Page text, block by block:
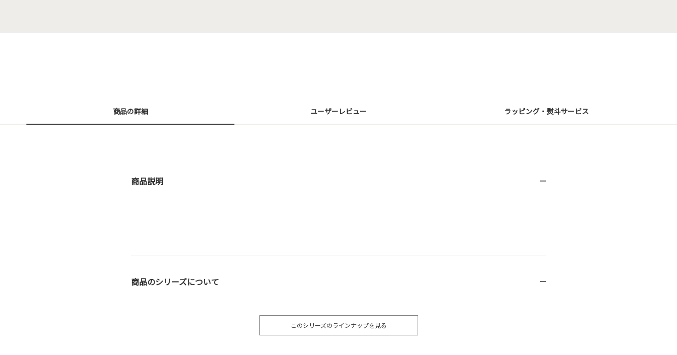
商品の詳細 ユーザーレビュー ラッピング・熨斗サービス
商品説明
商品のシリーズについて
このシリーズのラインナップを見る